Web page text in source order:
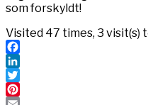
som forskyldt!
Visited 47 times, 3 visit(s)
Facebook
LinkedIn
Twitter